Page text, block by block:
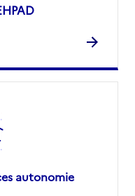
autonomie